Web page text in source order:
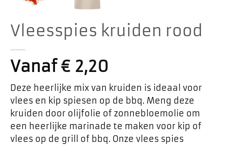
Vleesspies kruiden rood
Vanaf€2,20
Deze heerlijke mix van kruiden is ideaal voor
vlees en kip spiesen op de bbq. Meng deze
kruiden door olijfolie of zonnebloemolie om
een heerlijke marinade te maken voor kip of
vlees op de grill of bbq. Onze vlees spies